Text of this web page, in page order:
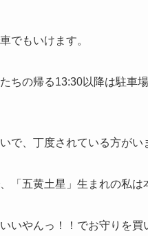
でもいけます。
ちの帰る13:30以降は駐車
で、丁度されている方がい
「五黄土星」生まれの私は
いやんっ！！でお守りを買